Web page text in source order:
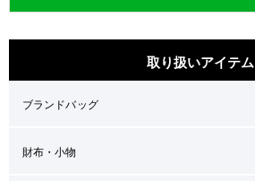
取り扱いアイテム
ブランドバッグ
財布・小物